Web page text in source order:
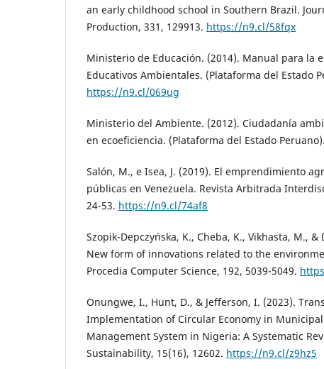
an early childhood school in Southern Brazil.
Production, 331, 129913. https://n9.cl/58fqx
Ministerio de Educación. (2014). Manual para la
Educativos Ambientales. (Plataforma del Estado
https://n9.cl/069ug
Ministerio del Ambiente. (2012). Ciudadanía
en ecoeficiencia. (Plataforma del Estado Peruano).
Salón, M., e Isea, J. (2019). El emprendimiento
públicas en Venezuela. Revista Arbitrada
24-53. https://n9.cl/74af8
Szopik-Depczyńska, K., Cheba, K., Vikhasta, M., &
New form of innovations related to the
Procedia Computer Science, 192, 5039-5049.
Onungwe, I., Hunt, D., & Jefferson, I. (2023).
Implementation of Circular Economy in
Management System in Nigeria: A Systematic
Sustainability, 15(16), 12602. https://n9.cl/z9hz5